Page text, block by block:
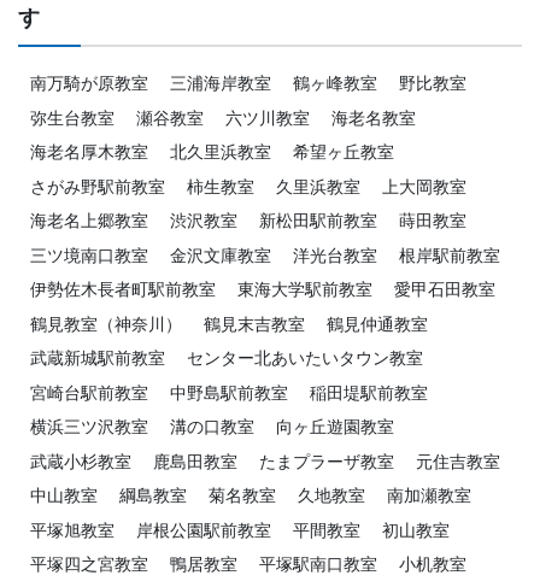
す
南万騎が原教室 三浦海岸教室 鶴ヶ峰教室
野比教室
弥生台教室
瀬谷教室 六ツ川教室
海老名教室
海老名厚木教室
北久里浜教室
希望ヶ丘教室
さがみ野駅前教室
柿生教室 久里浜教室
上大岡教室
海老名上郷教室
渋沢教室 新松田駅前教室
蒔田教室
三ツ境南口教室
金沢文庫教室 洋光台教室
根岸駅前教室
伊勢佐木長者町駅前教室
東海大学駅前教室
愛甲石田教室
鶴見教室（神奈川）
鶴見末吉教室
鶴見仲通教室
武蔵新城駅前教室
センター北あいたいタウン教室
宮崎台駅前教室
中野島駅前教室
稲田堤駅前教室
横浜三ツ沢教室
溝の口教室
向ヶ丘遊園教室
武蔵小杉教室
鹿島田教室 たまプラーザ教室
元住吉教室
中山教室
綱島教室 菊名教室 久地教室
南加瀬教室
平塚旭教室
岸根公園駅前教室 平間教室
初山教室
平塚四之宮教室
鴨居教室 平塚駅南口教室
小机教室